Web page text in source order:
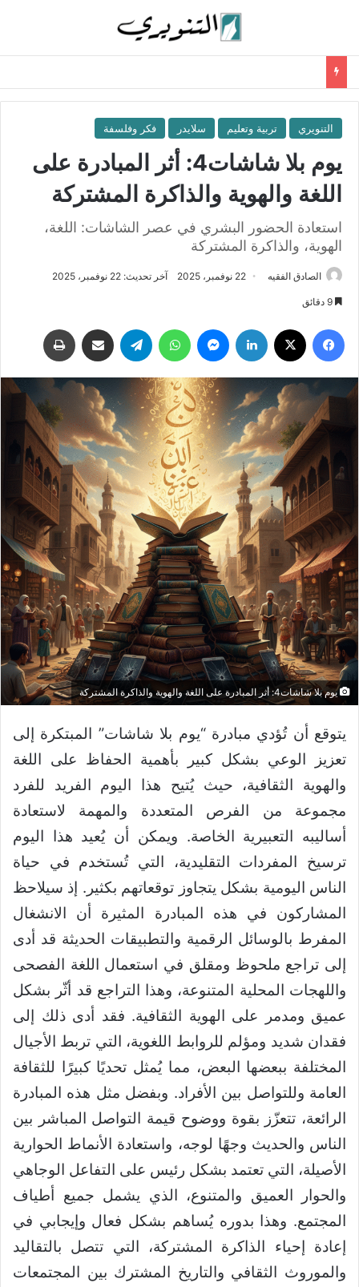
التنويري تربية وتعليم سلايدر فكر وفلسفة
يوم بلا شاشات4: أثر المبادرة على
اللغة والهوية والذاكرة المشتركة
استعادة الحضور البشري في عصر الشاشات: اللغة،
الهوية، والذاكرة المشتركة
الصادق الفقيه 22 نوفمبر، 2025 آخر تحديث: 22 نوفمبر، 2025
فيسبوك لينكدإن ماسنجر واتساب تيلقرام مشاركة عبر البريد
يوم بلا شاشات4: أثر المبادرة على اللغة والهوية والذاكرة المشتركة
يتوقع أن تُؤدي مبادرة “يوم بلا شاشات” المبتكرة إلى
تعزيز الوعي بشكل كبير بأهمية الحفاظ على اللغة
والهوية الثقافية، حيث يُتيح هذا اليوم الفريد للفرد
مجموعة من الفرص المتعددة والمهمة لاستعادة
أساليبه التعبيرية الخاصة. ويمكن أن يُعيد هذا اليوم
ترسيخ المفردات التقليدية، التي تُستخدم في حياة
الناس اليومية بشكل يتجاوز توقعاتهم بكثير. إذ سيلاحظ
المشاركون في هذه المبادرة المثيرة أن الانشغال
المفرط بالوسائل الرقمية والتطبيقات الحديثة قد أدى
إلى تراجع ملحوظ ومقلق في استعمال اللغة الفصحى
واللهجات المحلية المتنوعة، وهذا التراجع قد أثّر بشكل
عميق ومدمر على الهوية الثقافية. فقد أدى ذلك إلى
فقدان شديد ومؤلم للروابط اللغوية، التي تربط الأجيال
المختلفة ببعضها البعض، مما يُمثل تحديًا كبيرًا للثقافة
العامة وللتواصل بين الأفراد. وبفضل مثل هذه المبادرة
الرائعة، تتعزّز بقوة ووضوح قيمة التواصل المباشر بين
الناس والحديث وجهًا لوجه، واستعادة الأنماط الحوارية
الأصيلة، التي تعتمد بشكل رئيس على التفاعل الوجاهي
والحوار العميق والمتنوع، الذي يشمل جميع أطياف
المجتمع. وهذا بدوره يُساهم بشكل فعال وإيجابي في
إعادة إحياء الذاكرة المشتركة، التي تتصل بالتقاليد
والموروث الثقافي والتاريخ المشترك بين المجتمعات